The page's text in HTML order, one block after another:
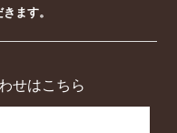
ます。
せはこちら